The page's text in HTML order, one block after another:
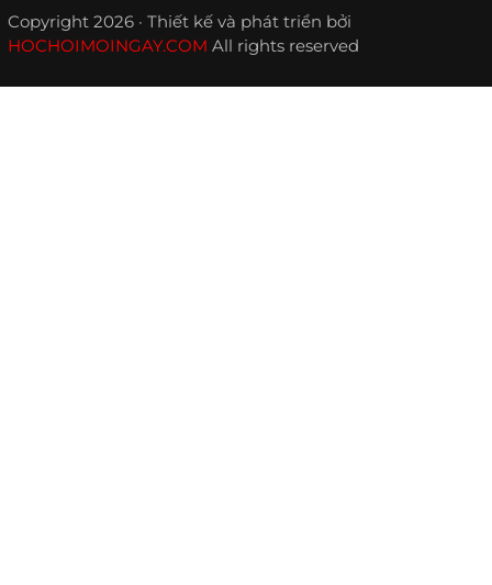
Copyright 2026 · Thiết kế và phát triển bởi
HOCHOIMOINGAY.COM All rights reserved